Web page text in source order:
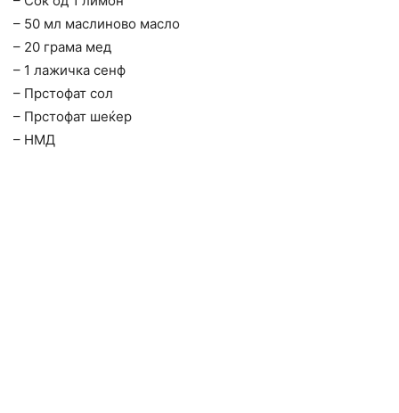
– 50 мл маслиново масло
– 20 грама мед
– 1 лажичка сенф
– Прстофат сол
– Прстофат шеќер
– НМД